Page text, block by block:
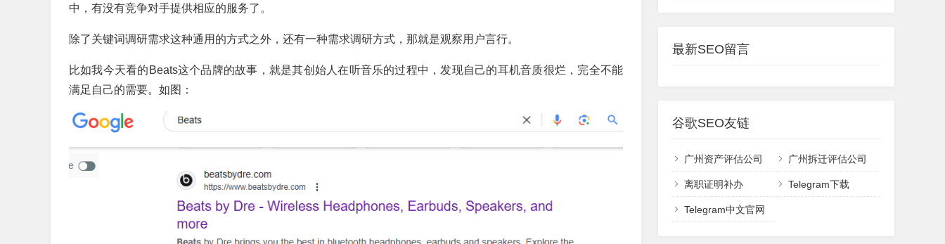
中，有没有竞争对手提供相应的服务了。
除了关键词调研需求这种通用的方式之外，还有一种需求调研方式，那就是观察用户言行。
比如我今天看的Beats这个品牌的故事，就是其创始人在听音乐的过程中，发现自己的耳机音质很烂，完全不能
满足自己的需要。如图：
最新SEO留言
谷歌SEO友链
广州资产评估公司 广州拆迁评估公司
离职证明补办 Telegram下载
Telegram中文官网